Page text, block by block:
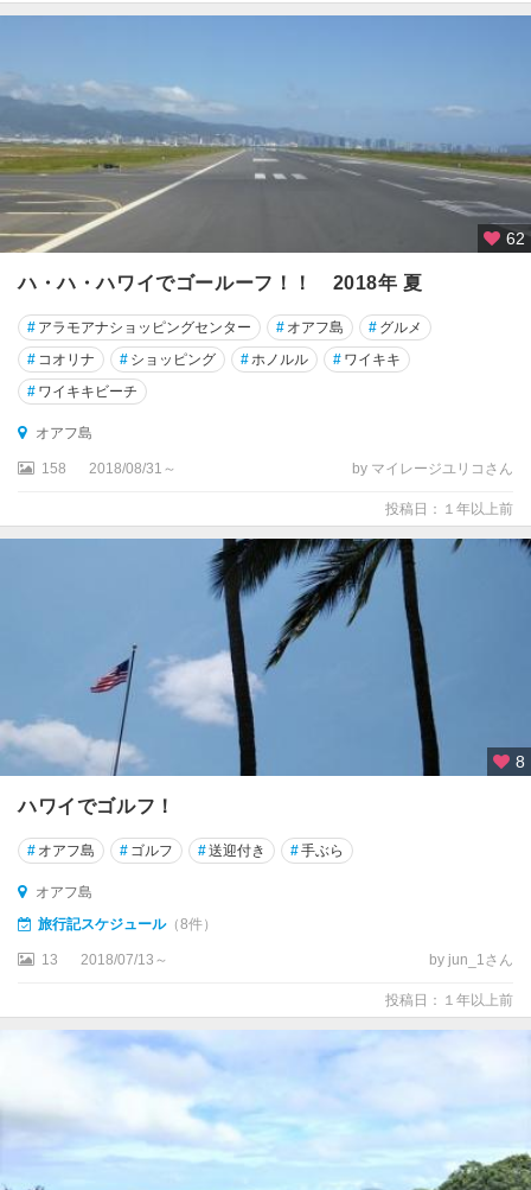
62
ハ・ハ・ハワイでゴールーフ！！ 2018年 夏
# アラモアナショッピングセンター # オアフ島 # グルメ
# コオリナ # ショッピング #ホノルル # ワイキキ
# ワイキキビーチ
オアフ島
158 2018/08/31～ by マイレージユリコさん
投稿日：１年以上前
8
ハワイでゴルフ！
# オアフ島 # ゴルフ #送迎付き #手ぶら
オアフ島
旅行記スケジュール（8件）
13 2018/07/13～ by jun_1さん
投稿日：１年以上前